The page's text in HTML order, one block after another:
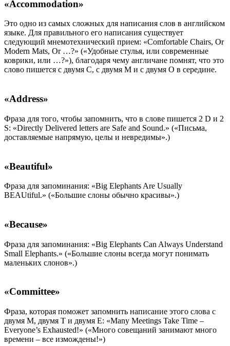
«Accommodation»
Это одно из самых сложных для написания слов в английском
языке. Для правильного его написания существует
следующий мнемотехнический прием: «Comfortable Chairs, Or
Modern Mats, Or …?» («Удобные стулья, или современные
коврики, или …?»), благодаря чему англичане помнят, что это
слово пишется с двумя С, с двумя М и с двумя О в середине.
«Address»
Фраза для того, чтобы запомнить, что в слове пишется 2 D и 2
S: «Directly Delivered letters are Safe and Sound.» («Письма,
доставляемые напрямую, целы и невредимы».)
«Beautiful»
Фраза для запоминания: «Big Elephants Are Usually
BEAUtiful.» («Большие слоны обычно красивы».)
«Because»
Фраза для запоминания: «Big Elephants Can Always Understand
Small Elephants.» («Большие слоны всегда могут понимать
маленьких слонов».)
«Committee»
Фраза, которая поможет запомнить написание этого слова с
двумя M, двумя Т и двумя Е: «Many Meetings Take Time –
Everyone’s Exhausted!» («Много совещаний занимают много
времени – все измождены!»)